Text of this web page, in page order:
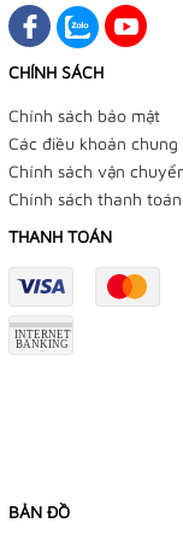
CHÍNH SÁCH
Chính sách bảo mật
Các điều khoản chung
Chính sách vận
Chính sách thanh toán
THANH TOÁN
BẢN ĐỒ